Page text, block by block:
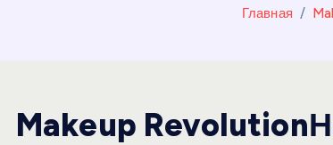
Главная
Makeup